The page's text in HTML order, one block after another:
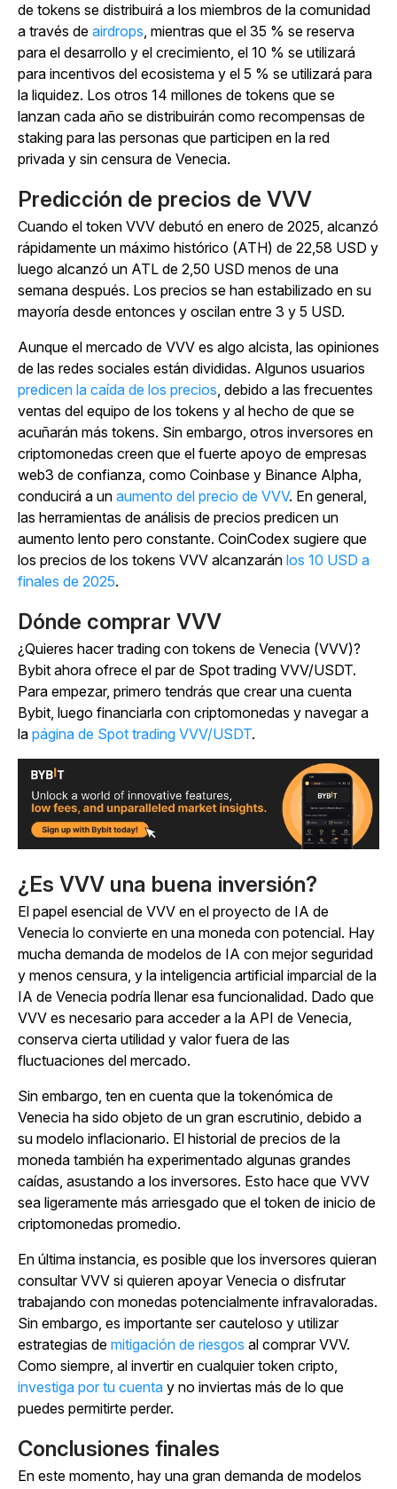
de tokens se distribuirá a los miembros de la comunidad
a través de airdrops, mientras que el 35 % se reserva
para el desarrollo y el crecimiento, el 10 % se utilizará
para incentivos del ecosistema y el 5 % se utilizará para
la liquidez. Los otros 14 millones de tokens que se
lanzan cada año se distribuirán como recompensas de
staking para las personas que participen en la red
privada y sin censura de Venecia.
Predicción de precios de VVV
Cuando el token VVV debutó en enero de 2025, alcanzó
rápidamente un máximo histórico (ATH) de 22,58 USD y
luego alcanzó un ATL de 2,50 USD menos de una
semana después. Los precios se han estabilizado en su
mayoría desde entonces y oscilan entre 3 y 5 USD.
Aunque el mercado de VVV es algo alcista, las opiniones
de las redes sociales están divididas. Algunos usuarios
predicen la caída de los precios, debido a las frecuentes
ventas del equipo de los tokens y al hecho de que se
acuñarán más tokens. Sin embargo, otros inversores en
criptomonedas creen que el fuerte apoyo de empresas
web3 de confianza, como Coinbase y Binance Alpha,
conducirá a un aumento del precio de VVV. En general,
las herramientas de análisis de precios predicen un
aumento lento pero constante. CoinCodex sugiere que
los precios de los tokens VVV alcanzarán los 10 USD a
finales de 2025.
Dónde comprar VVV
¿Quieres hacer trading con tokens de Venecia (VVV)?
Bybit ahora ofrece el par de Spot trading VVV/USDT.
Para empezar, primero tendrás que crear una cuenta
Bybit, luego financiarla con criptomonedas y navegar a
la página de Spot trading VVV/USDT.
¿Es VVV una buena inversión?
El papel esencial de VVV en el proyecto de IA de
Venecia lo convierte en una moneda con potencial. Hay
mucha demanda de modelos de IA con mejor seguridad
y menos censura, y la inteligencia artificial imparcial de la
IA de Venecia podría llenar esa funcionalidad. Dado que
VVV es necesario para acceder a la API de Venecia,
conserva cierta utilidad y valor fuera de las
fluctuaciones del mercado.
Sin embargo, ten en cuenta que la tokenómica de
Venecia ha sido objeto de un gran escrutinio, debido a
su modelo inflacionario. El historial de precios de la
moneda también ha experimentado algunas grandes
caídas, asustando a los inversores. Esto hace que VVV
sea ligeramente más arriesgado que el token de inicio de
criptomonedas promedio.
En última instancia, es posible que los inversores quieran
consultar VVV si quieren apoyar Venecia o disfrutar
trabajando con monedas potencialmente infravaloradas.
Sin embargo, es importante ser cauteloso y utilizar
estrategias de mitigación de riesgos al comprar VVV.
Como siempre, al invertir en cualquier token cripto,
investiga por tu cuenta y no inviertas más de lo que
puedes permitirte perder.
Conclusiones finales
En este momento, hay una gran demanda de modelos